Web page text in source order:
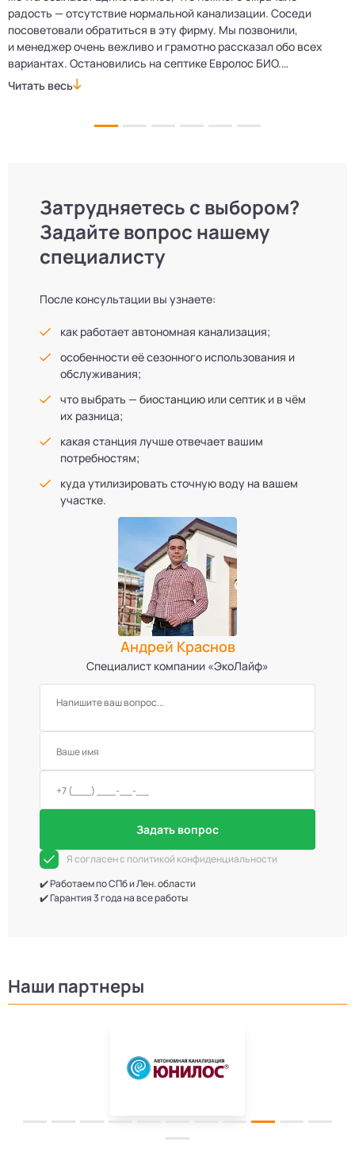
радость — отсутствие нормальной канализации. Соседи
посоветовали обратиться в эту фирму. Мы позвонили,
и менеджер очень вежливо и грамотно рассказал обо всех
вариантах. Остановились на септике Евролос БИО.
Монтажники приехали вовремя, установили всё быстро
Читать весь
Затрудняетесь с выбором?
Задайте вопрос нашему
специалисту
После консультации вы узнаете:
как работает автономная канализация;
особенности её сезонного использования и
обслуживания;
что выбрать — биостанцию или септик и в чём
их разница;
какая станция лучше отвечает вашим
потребностям;
куда утилизировать сточную воду на вашем
участке.
Андрей Краснов
Специалист компании «ЭкоЛайф»
Задать вопрос
Я согласен с политикой конфиденциальности
✔️ Работаем по СПб и Лен. области
✔️ Гарантия 3 года на все работы
Наши партнеры